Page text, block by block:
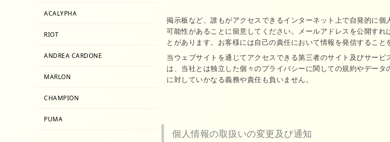
ACALYPHA
RIOT
ANDREA CARDONE
MARLON
CHAMPION
PUMA
掲示板など、誰もがアクセスできるインターネット上で自発的に
可能性があることに留意してください。メールアドレスを公開す
とがあります。お客様には自己の責任において情報を発信すること
当ウェブサイトを通じてアクセスできる第三者のサイト及びサー
は、当社とは独立した個々のプライバシーに関しての規約やデー
に対していかなる義務や責任も負いません。
個人情報の取扱いの変更及び通知